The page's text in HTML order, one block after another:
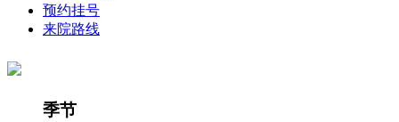
预约挂号
来院路线
季节